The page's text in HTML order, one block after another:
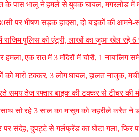
पास भालू ने हमले से युवक घायल, मगरलोड में
पर भीषण सड़क हादसा, दो बाइकों की
राजिम पुलिस की एंट्री, लाखों का जुआ खेल रहे 6
एक रात में 3 मंदिरों में चोरी, 1 नाबालिग
को मारी टक्कर, 3 लोग घायल, हालत नाजुक,
तेज रफ्तार बाइक की टक्कर से टीचर की
साथ सो रहे 3 साल का मासूम को जहरीले करैत
पर संदेह, दुपट्टे से गर्लफ्रेंड का घोंटा गला, फिर